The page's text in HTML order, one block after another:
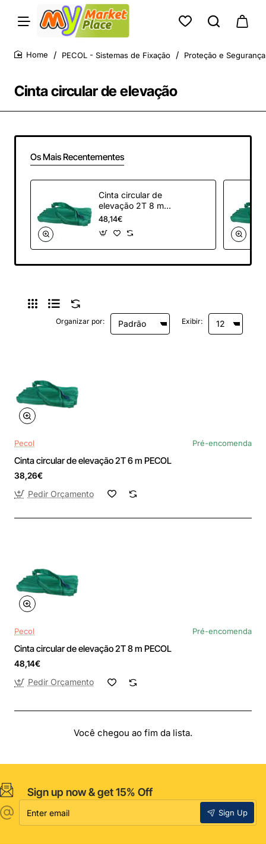
Cinta circular de elevação
PECOL - Sistemas de Fixação Proteção e Segurança
Os Mais Recentementes
Cinta circular de
elevação 2T 8 m
PECOL
48,14€
Organizar por: Exibir:
Pecol Pré-encomenda
Cinta circular de elevação 2T 6 m PECOL
38,26€
Pedir Orçamento
Pecol Pré-encomenda
Cinta circular de elevação 2T 8 m PECOL
48,14€
Pedir Orçamento
Você chegou ao fim da lista.
Sign up now & get 15% Off
email
Sign Up